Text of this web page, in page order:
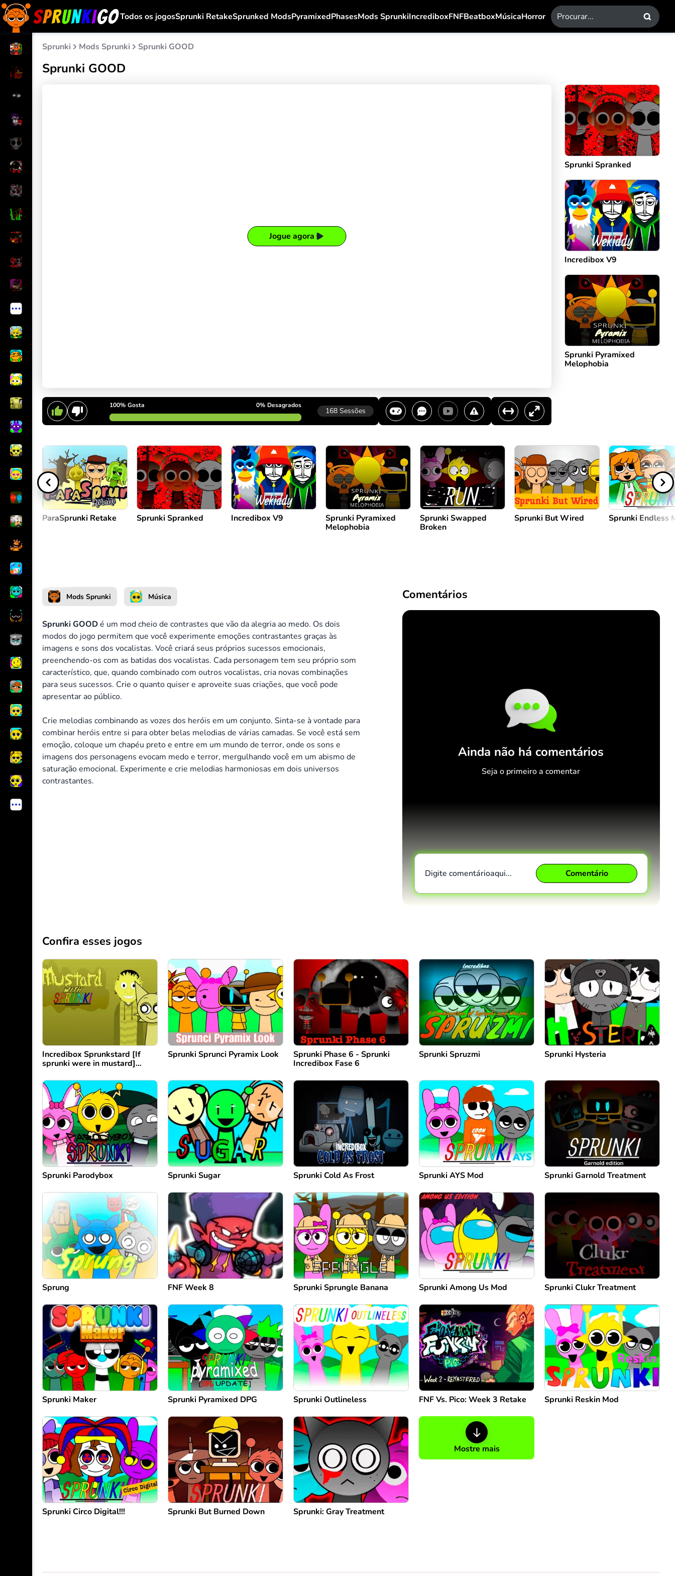
Todos os jogosSprunki RetakeSprunked ModsPyramixedPhasesMods SprunkiIncrediboxFNFBeatboxMúsicaHorror
Sprunki Mods Sprunki Sprunki GOOD
Sprunki GOOD
Jogue agora
100% Gosta 0% Desagrados
168 Sessões
Criar melodia ou
Sprunki Spranked
Incredibox V9
Sprunki Pyramixed
Melophobia
ParaSprunki Retake Sprunki Spranked Incredibox V9
Sprunki Pyramixed
Melophobia
Sprunki Swapped
Broken
Sprunki But Wired Sprunki Endless
Mods Sprunki Música
Sprunki GOODé um mod cheio de contrastes que vão da alegria ao medo. Os dois
modos do jogo permitem que você experimente emoções contrastantes graças às
imagens e sons dos vocalistas. Você criará seus próprios sucessos emocionais,
preenchendo-os com as batidas dos vocalistas. Cada personagem tem seu próprio som
característico, que, quando combinado com outros vocalistas, cria novas combinações
para seus sucessos. Crie o quanto quiser e aproveite suas criações, que você pode
apresentar ao público.
Crie melodias combinando as vozes dos heróis em um conjunto. Sinta-se à vontade para
combinar heróis entre si para obter belas melodias de várias camadas. Se você está sem
emoção, coloque um chapéu preto e entre em um mundo de terror, onde os sons e
imagens dos personagens evocam medo e terror, mergulhando você em um abismo de
saturação emocional. Experimente e crie melodias harmoniosas em dois universos
contrastantes.
Comentários
Ainda não há comentários
Seja o primeiro a comentar
Digite comentárioaqui... Comentário
Cancelar Comentário
Confira esses jogos
Incredibox Sprunkstard [If
sprunki were in mustard]
Sprunki Sprunci Pyramix Look
Sprunki Phase 6 - Sprunki
Incredibox Fase 6
Sprunki Spruzmi Sprunki Hysteria
Sprunki Parodybox Sprunki Sugar Sprunki Cold As Frost Sprunki AYS Mod Sprunki Garnold Treatment
Sprung FNF Week 8 Sprunki Sprungle Banana Sprunki Among Us Mod Sprunki Clukr Treatment
Sprunki Maker Sprunki Pyramixed DPG Sprunki Outlineless FNF Vs. Pico: Week 3 Retake Sprunki Reskin Mod
Sprunki Circo Digital!!! Sprunki But Burned Down Sprunki: Gray Treatment
Mostre mais